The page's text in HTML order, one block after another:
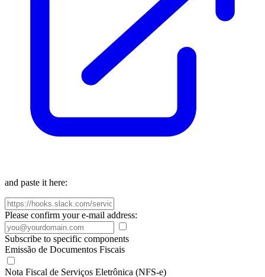
and paste it here:
Please confirm your e-mail address:
Subscribe to specific components
Emissão de Documentos Fiscais
Nota Fiscal de Serviços Eletrônica (NFS-e)